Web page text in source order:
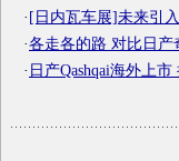
·[日内瓦车展]未来引
·各走各的路 对比日产
· 日产Qashqai海外上